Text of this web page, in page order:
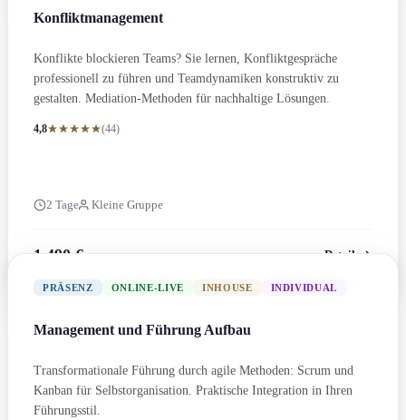
Konflikt­management
Konflikte blockieren Teams? Sie lernen, Konfliktgespräche
professionell zu führen und Teamdynamiken konstruktiv zu
gestalten. Mediation-Methoden für nachhaltige Lösungen.
4,8 (44)
2 Tage Kleine Gruppe
1.490 € Details
PRÄSENZ ONLINE-LIVE INHOUSE INDIVIDUAL
Management und Führung Aufbau
Transformation­ale Führung durch agile Methoden: Scrum und
Kanban für Selbstorganis­ation. Praktische Integration in Ihren
Führungs­stil.